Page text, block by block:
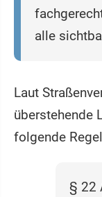
alle
Laut
überstehende
folgende
§ 22